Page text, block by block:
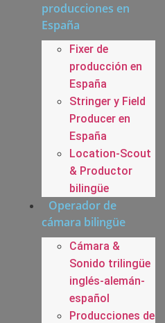
producciones en
España
Fixer de
producción en
España
Stringer y Field
Producer en
España
Location-Scout
& Productor
bilingüe
Operador de
cámara bilingüe
Cámara &
Sonido trilingüe
inglés-alemán-
español
Producciones de